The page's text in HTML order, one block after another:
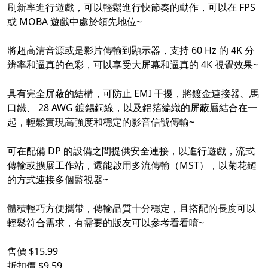
刷新率進行遊戲，可以輕鬆進行快節奏的動作，可以在 FPS
或 MOBA 遊戲中處於領先地位~
將超高清音源或是影片傳輸到顯示器，支持 60 Hz 的 4K 分
辨率和逼真的色彩，可以享受大屏幕和逼真的 4K 視覺效果~
具有完全屏蔽的結構，可防止 EMI 干擾，將鍍金連接器、馬
口鐵、 28 AWG 鍍錫銅線，以及鋁箔編織的屏蔽層結合在一
起，輕鬆實現高強度和穩定的影音信號傳輸~
可在配備 DP 的設備之間提供安全連接，以進行遊戲，流式
傳輸或擴展工作站，還能啟用多流傳輸（MST），以菊花鏈
的方式連接多個監視器~
體積輕巧方便攜帶，傳輸品質十分穩定，且搭配的長度可以
輕鬆符合需求，有需要的版友可以參考看看唷~
售價 $15.99